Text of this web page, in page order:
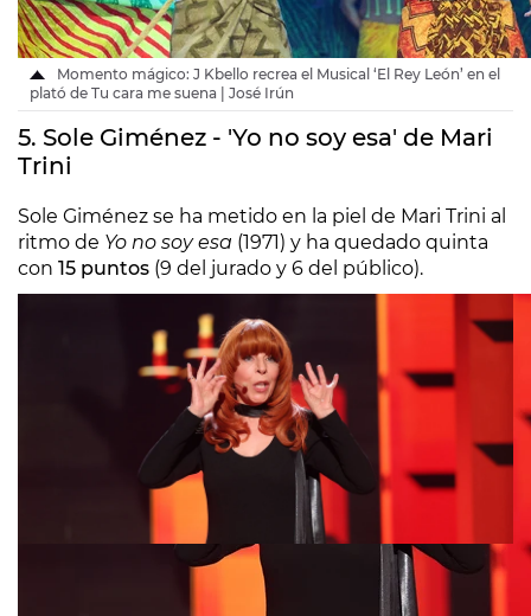
Momento mágico: J Kbello recrea el Musical ‘El Rey León’ en el
plató de Tu cara me suena | José Irún
5. Sole Giménez - 'Yo no soy esa' de Mari
Trini
Sole Giménez se ha metido en la piel de Mari Trini al
ritmo de Yo no soy esa (1971) y ha quedado quinta
con 15 puntos (9 del jurado y 6 del público).